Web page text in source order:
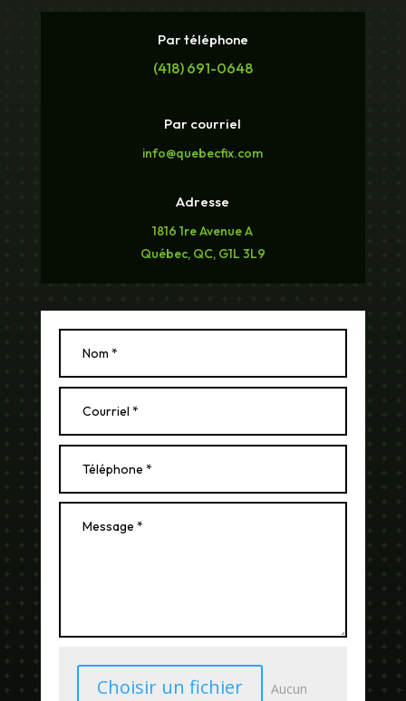
Par téléphone
(418) 691-0648
Par courriel
info@quebecfix.com
Adresse
1816 1re Avenue A
Québec, QC, G1L 3L9
Choisir un fichier
Aucun